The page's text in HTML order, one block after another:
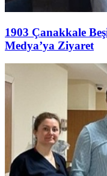
1903 Çanakkale
Medya’ya Ziyaret